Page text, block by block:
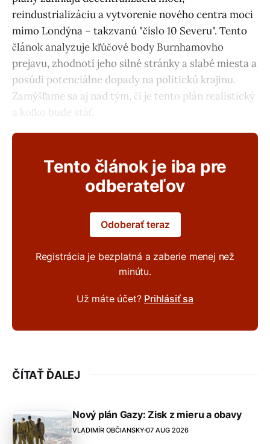
reindustrializáciu a vytvorenie nového centra moci
mimo Londýna – takzvanú "číslo 10 Severu". Tento
článok analyzuje kľúčové body Burnhamovho
prejavu, zhodnotí jeho silné stránky a slabé miesta a
posúdi potenciálne dopady na politickú krajinu.
Zamýšľame sa aj nad tým, či je tento plán realistický
a koľko bude stáť.
Tento článok je iba pre
odberateľov
Odoberať teraz
Registrácia je bezplatná a zaberie menej než
minútu.
Už máte účet? Prihlásiť sa
ČÍTAŤ ĎALEJ
Nový plán Gazy: Zisk z mieru a obavy
VLADIMÍR OBČIANSKY 07 AUG 2026